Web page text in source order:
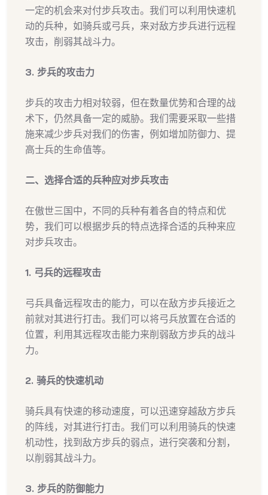
一定的机会来对付步兵攻击。我们可以利用快速机
动的兵种，如骑兵或弓兵，来对敌方步兵进行远程
攻击，削弱其战斗力。
3. 步兵的攻击力
步兵的攻击力相对较弱，但在数量优势和合理的战
术下，仍然具备一定的威胁。我们需要采取一些措
施来减少步兵对我们的伤害，例如增加防御力、提
高士兵的生命值等。
二、选择合适的兵种应对步兵攻击
在傲世三国中，不同的兵种有着各自的特点和优
势，我们可以根据步兵的特点选择合适的兵种来应
对步兵攻击。
1. 弓兵的远程攻击
弓兵具备远程攻击的能力，可以在敌方步兵接近之
前就对其进行打击。我们可以将弓兵放置在合适的
位置，利用其远程攻击能力来削弱敌方步兵的战斗
力。
2. 骑兵的快速机动
骑兵具有快速的移动速度，可以迅速穿越敌方步兵
的阵线，对其进行打击。我们可以利用骑兵的快速
机动性，找到敌方步兵的弱点，进行突袭和分割，
以削弱其战斗力。
3. 步兵的防御能力